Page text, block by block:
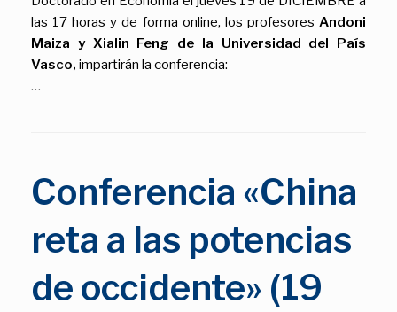
las 17 horas y de forma online, los profesores Andoni
Maiza y Xialin Feng de la Universidad del País
Vasco, impartirán la conferencia:
…
Conferencia «China
reta a las potencias
de occidente» (19